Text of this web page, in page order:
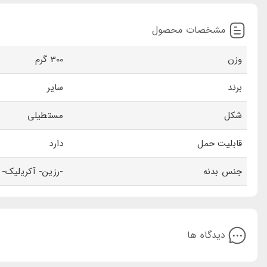
مشخصات محصول
وزن
300 گرم
برند
سایر
شکل
مستطیلی
قابلیت حمل
دارد
جنس بدنه
-رزین-
دیدگاه ها